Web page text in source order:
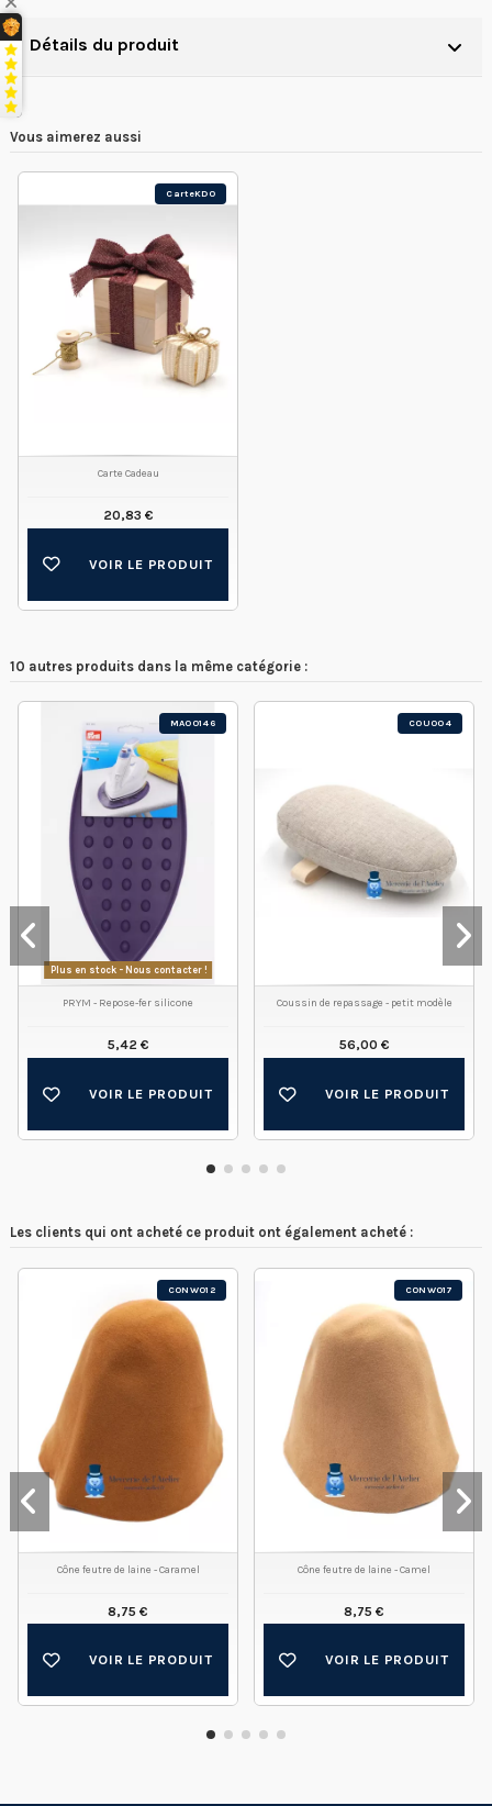
Détails du produit
Vous aimerez aussi
CarteKDO
Carte Cadeau
20,83 €
VOIR LE PRODUIT
10 autres produits dans la même catégorie :
MA00146
Plus en stock - Nous contacter !
PRYM - Repose-fer silicone
5,42 €
VOIR LE PRODUIT
COU004
Coussin de repassage - petit modèle
56,00 €
VOIR LE PRODUIT
Les clients qui ont acheté ce produit ont également acheté :
CONW012
Cône feutre de laine - Caramel
8,75 €
VOIR LE PRODUIT
CONW017
Cône feutre de laine - Camel
8,75 €
VOIR LE PRODUIT